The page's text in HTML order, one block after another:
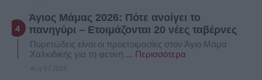
Άγιος Μάμας 2026: Πότε ανοίγει το
πανηγύρι – Ετοιμάζονται 20 νέες ταβέρνες
Πυρετώδεις είναι οι προετοιμασίες στον Άγιο Μάμα
Χαλκιδικής για τη φετινή ... Περισσότερα
Αυγ 07 2026